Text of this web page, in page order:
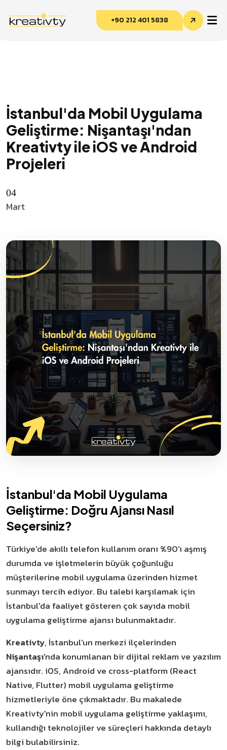
+90 212 401 5838
İstanbul'da Mobil Uygulama
Geliştirme: Nişantaşı'ndan
Kreativty ile iOS ve Android
Projeleri
04
Mart
İstanbul'da Mobil Uygulama
Geliştirme: Doğru Ajansı Nasıl
Seçersiniz?
Türkiye'de akıllı telefon kullanım oranı %90'ı aşmış
durumda ve işletmelerin büyük çoğunluğu
müşterilerine mobil uygulama üzerinden hizmet
sunmayı tercih ediyor. Bu talebi karşılamak için
İstanbul'da faaliyet gösteren çok sayıda mobil
uygulama geliştirme ajansı bulunmaktadır.
Kreativty, İstanbul'un merkezi ilçelerinden
Nişantaşı'nda konumlanan bir dijital reklam ve yazılım
ajansıdır. iOS, Android ve cross-platform (React
Native, Flutter) mobil uygulama geliştirme
hizmetleriyle öne çıkmaktadır. Bu makalede
Kreativty'nin mobil uygulama geliştirme yaklaşımı,
kullandığı teknolojiler ve süreçleri hakkında detaylı
bilgi bulabilirsiniz.
Kreativty Asistan
Çevrimiçi · genelde hemen yanıtlar